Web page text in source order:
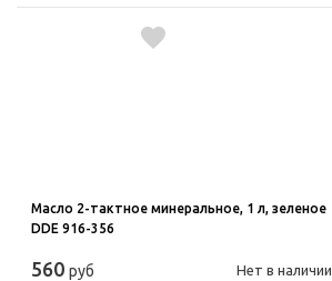
Масло 2-тактное минеральное, 1 л, зеленое
DDE 916-356
560 руб Нет в наличии